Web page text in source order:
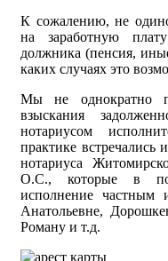
К сожалению, не
на заработную
должника (пенсия,
каких случаях это
Мы не однократно
взыскания
нотариусом
практике встречались
нотариуса
О.С., которые в
исполнение частным
Анатольевне,
Роману и т.д.